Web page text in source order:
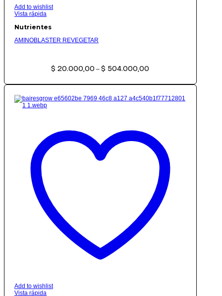
Add to wishlist
Vista rápida
Nutrientes
AMINOBLASTER REVEGETAR
$ 20.000,00 – $ 504.000,00
hasta
$ 504.000,00
Add to wishlist
Vista rápida